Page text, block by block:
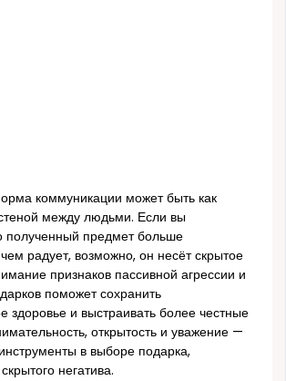
коммуникации может быть как
между людьми. Если вы
полученный предмет больше
радует, возможно, он несёт скрытое
признаков пассивной агрессии и
поможет сохранить
здоровье и выстраивать более честные
открытость и уважение —
в выборе подарка,
негатива.